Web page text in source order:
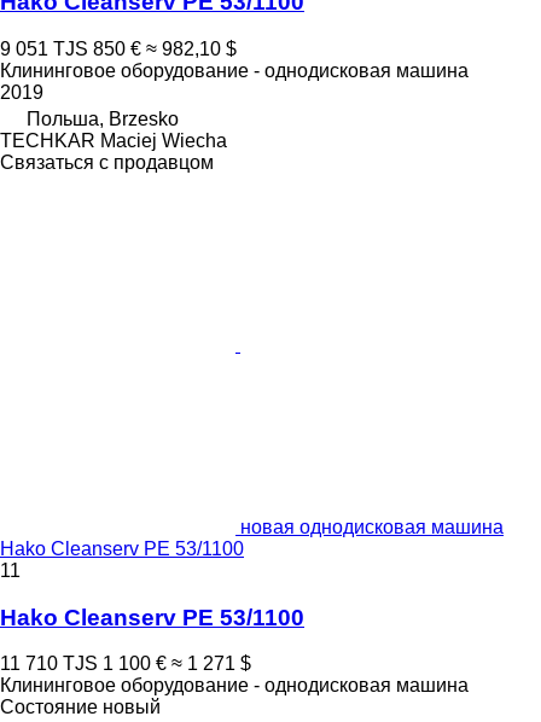
9 051 TJS 850 € ≈ 982,10 $
Клининговое оборудование - однодисковая машина
2019
Польша, Brzesko
TECHKAR Maciej Wiecha
Связаться с продавцом
новая однодисковая машина
Hako Cleanserv PE 53/1100
11
Hako Cleanserv PE 53/1100
11 710 TJS 1 100 € ≈ 1 271 $
Клининговое оборудование - однодисковая машина
Состояние новый